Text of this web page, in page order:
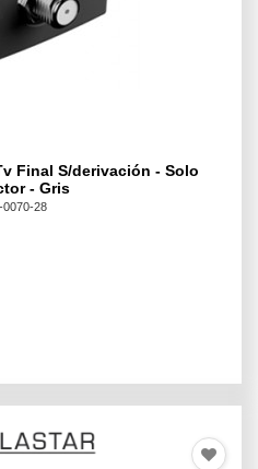
Final S/derivación - Solo
- Gris
0070-28